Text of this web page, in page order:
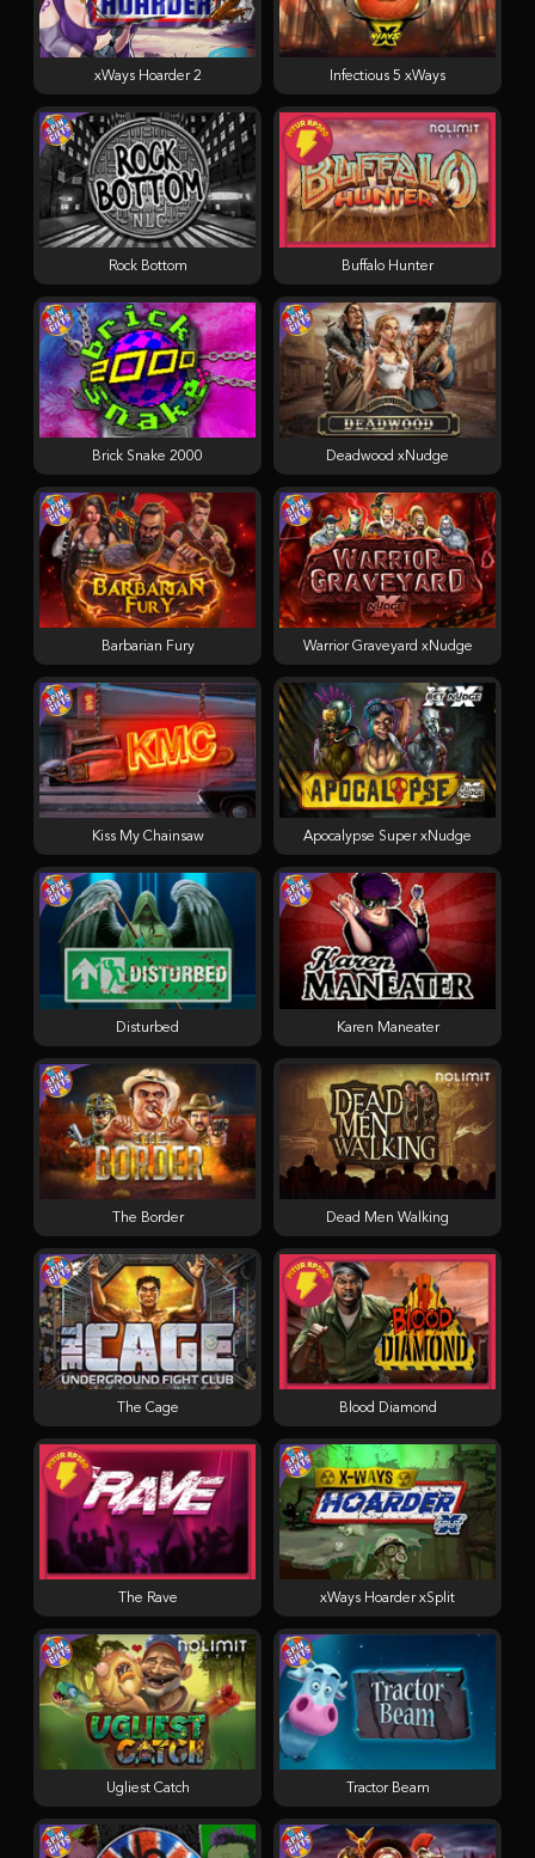
Blood Diamond
Dead Men Walking
Apocalypse Super xNudge
Kiss My Chainsaw
Rock Bottom
Tractor Beam
The Cage
xWays Hoarder 2
Brick Snake 2000
Warrior Graveyard xNudge
Barbarian Fury
Deadwood xNudge
Disturbed
Buffalo Hunter
Infectious 5 xWays
xWays Hoarder xSplit
Karen Maneater
The Border
Ugliest Catch
The Rave